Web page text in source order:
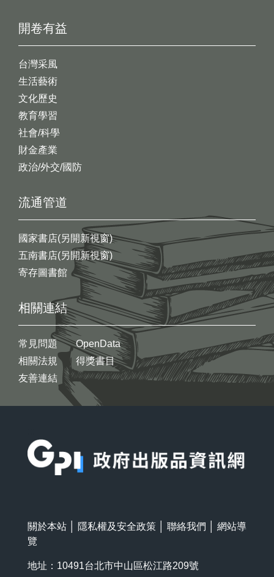
開卷有益
台灣采風
生活藝術
文化歷史
教育學習
社會/科學
財金產業
政治/外交/國防
流通管道
國家書店(另開新視窗)
五南書店(另開新視窗)
寄存圖書館
相關連結
常見問題
相關法規
友善連結
OpenData
得獎書目
關於本站 隱私權及安全政策 聯絡我們
網站導
覽
地址：10491台北市中山區松江路209號